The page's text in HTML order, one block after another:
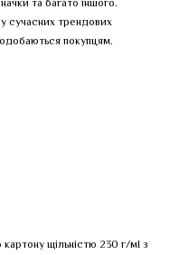
у сучасних трендових
покупцям.
щільністю 230 г/мІ з